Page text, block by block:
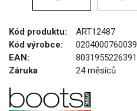
Kód produktu:
ART12487
Kód výrobce:
0204000760039
EAN:
8031955226391
Záruka
24 měsíců